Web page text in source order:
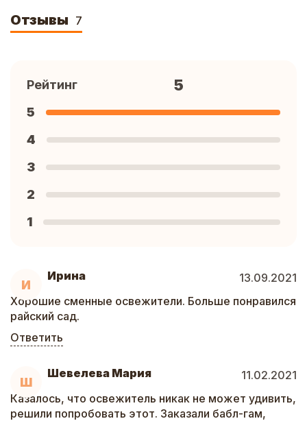
Отзывы 7
И
Ирина
13.09.2021
Хорошие сменные освежители. Больше понравился
райский сад.
Ответить
Ш
Шевелева Мария
11.02.2021
Казалось, что освежитель никак не может удивить,
решили попробовать этот. Заказали бабл-гам,
Рейтинг 5
5
4
3
2
1